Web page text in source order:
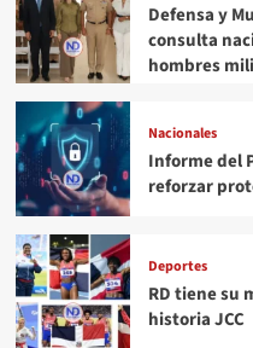
Defensa y
consulta
hombres
Nacionales
Informe del
reforzar
Deportes
RD tiene su
historia JCC